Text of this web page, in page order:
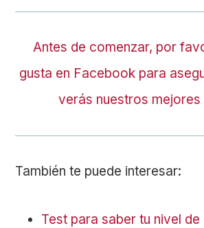
Antes de comenzar, por
gusta en Facebook para
verás nuestros mejores
También te puede interesar:
Test para saber tu nivel de